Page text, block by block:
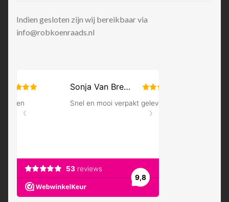
Indien gesloten zijn wij bereikbaar via
info@robkoenraads.nl